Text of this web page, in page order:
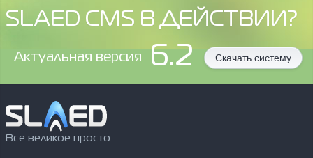
SLAED CMS В ДЕЙСТВИИ?
Aктуальная версия 6.2 Скачать систему
Все великое просто